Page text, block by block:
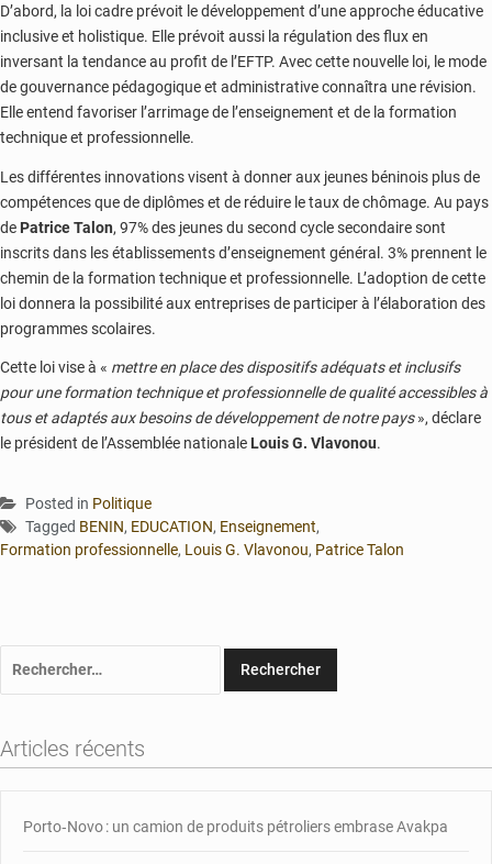
D’abord, la loi cadre prévoit le développement d’une approche éducative
inclusive et holistique. Elle prévoit aussi la régulation des flux en
inversant la tendance au profit de l’EFTP. Avec cette nouvelle loi, le mode
de gouvernance pédagogique et administrative connaîtra une révision.
Elle entend favoriser l’arrimage de l’enseignement et de la formation
technique et professionnelle.
Les différentes innovations visent à donner aux jeunes béninois plus de
compétences que de diplômes et de réduire le taux de chômage. Au pays
de Patrice Talon, 97% des jeunes du second cycle secondaire sont
inscrits dans les établissements d’enseignement général. 3% prennent le
chemin de la formation technique et professionnelle. L’adoption de cette
loi donnera la possibilité aux entreprises de participer à l’élaboration des
programmes scolaires.
Cette loi vise à « mettre en place des dispositifs adéquats et inclusifs
pour une formation technique et professionnelle de qualité accessibles à
tous et adaptés aux besoins de développement de notre pays», déclare
le président de l’Assemblée nationale Louis G. Vlavonou.
Posted in Politique
Tagged BENIN, EDUCATION, Enseignement,
Formation professionnelle, Louis G. Vlavonou, Patrice Talon
Articles récents
Porto‑Novo : un camion de produits pétroliers embrase Avakpa